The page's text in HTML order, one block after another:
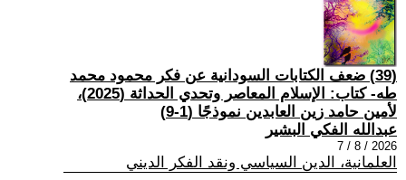
(39) ضعف الكتابات السودانية عن فكر محمود محمد
طه- كتاب: الإسلام المعاصر وتحدي الحداثة (2025)،
لأمين حامد زين العابدين نموذجًا (1-9)
عبدالله الفكي البشير
2026 / 8 / 7
العلمانية، الدين السياسي ونقد الفكر الديني